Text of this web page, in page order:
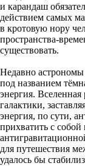
и карандаш
действием самых
в кротовую нору
пространства-
существовать.
Недавно
под названием
энергия.
галактики,
энергия, по сути,
прихватить с
для путешествия
удалось бы